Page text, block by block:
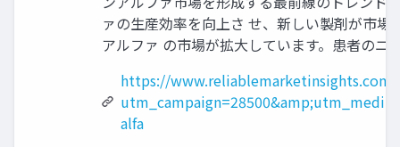
ァの生産効率を向上さ せ、新しい製剤が市
アルファ の市場が拡大しています。患者のニ
https://www.reliablemarketinsights.com/
alfa